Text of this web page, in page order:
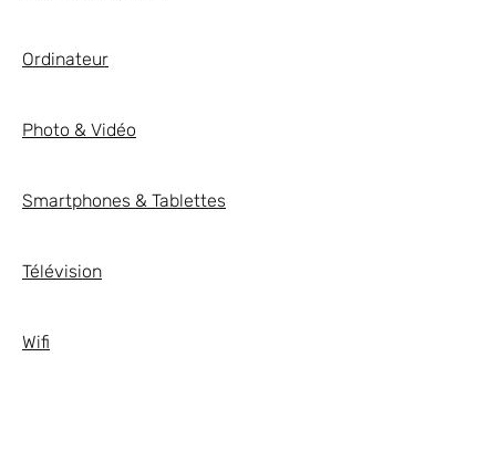
Ordinateur
Photo & Vidéo
Smartphones & Tablettes
Télévision
Wifi